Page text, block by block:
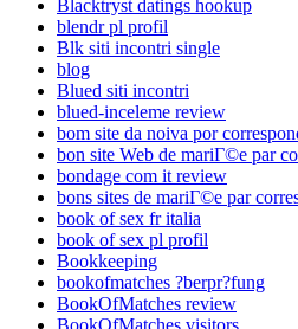
Blacktryst datings hookup
blendr pl profil
Blk siti incontri single
blog
Blued siti incontri
blued-inceleme review
bom site da noiva por
bon site Web de mariГ©e par
bondage com it review
bons sites de mariГ©e par
book of sex fr italia
book of sex pl profil
Bookkeeping
bookofmatches ?berpr?fung
BookOfMatches review
BookOfMatches visitors